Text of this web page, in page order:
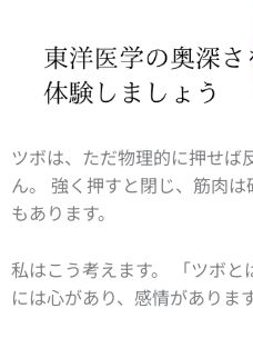
ツボは、ただ物理的に押せば
ん。 強く押すと閉じ、筋肉
もあります。
私はこう考えます。 「ツボ
には心があり、感情があります